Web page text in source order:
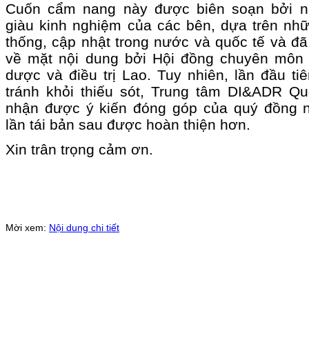
Cuốn cẩm nang này được biên soạn bởi
giàu kinh nghiệm của các bên, dựa trên
thống, cập nhật trong nước và quốc tế và
về mặt nội dung bởi Hội đồng chuyên
dược và điều trị Lao. Tuy nhiên, lần đầu
tránh khỏi thiếu sót, Trung tâm DI&ADR
nhận được ý kiến đóng góp của quý đồng
lần tái bản sau được hoàn thiện hơn.
Xin trân trọng cảm ơn.
Mời xem: Nội dung chi tiết